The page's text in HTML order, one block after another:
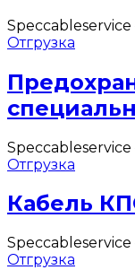
Speccableservice
Отгрузка
Speccableservice
Отгрузка
Кабель
Speccableservice
Отгрузка